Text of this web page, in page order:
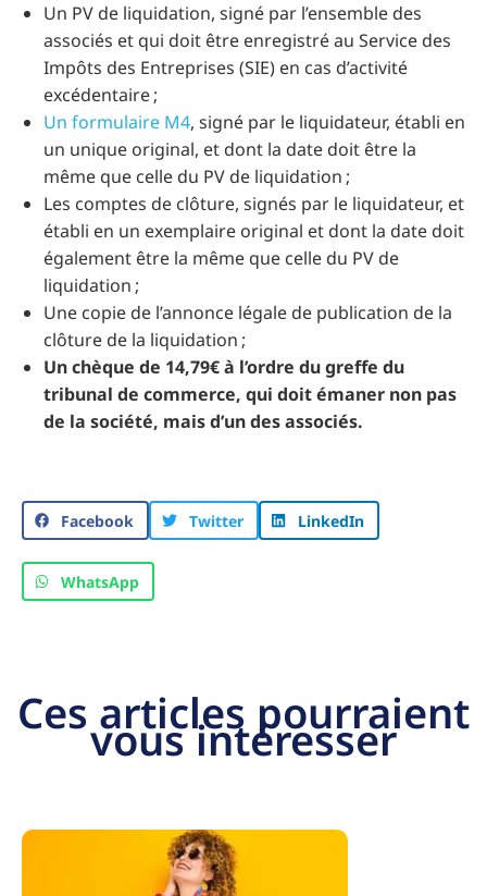
Un PV de liquidation, signé par l’ensemble des
associés et qui doit être enregistré au Service des
Impôts des Entreprises (SIE) en cas d’activité
excédentaire ;
Un formulaire M4, signé par le liquidateur, établi en
un unique original, et dont la date doit être la
même que celle du PV de liquidation ;
Les comptes de clôture, signés par le liquidateur, et
établi en un exemplaire original et dont la date doit
également être la même que celle du PV de
liquidation ;
Une copie de l’annonce légale de publication de la
clôture de la liquidation ;
Un chèque de 14,79€ à l’ordre du greffe du
tribunal de commerce, qui doit émaner non pas
de la société, mais d’un des associés.
Facebook Twitter LinkedIn
WhatsApp
Ces articles pourraient
vous intéresser